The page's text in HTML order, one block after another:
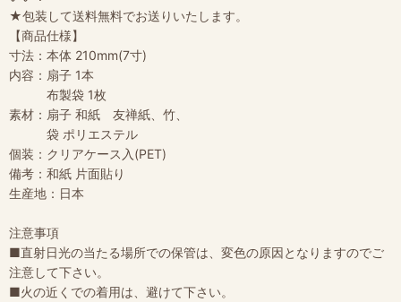
★包装して送料無料でお送りいたします。
【商品仕様】
寸法：本体 210mm(7寸)
内容：扇子 1本
布製袋 1枚
素材：扇子 和紙 友禅紙、竹、
袋 ポリエステル
個装：クリアケース入(PET)
備考：和紙 片面貼り
生産地：日本
注意事項
■直射日光の当たる場所での保管は、変色の原因となりますのでご
注意して下さい。
■火の近くでの着用は、避けて下さい。